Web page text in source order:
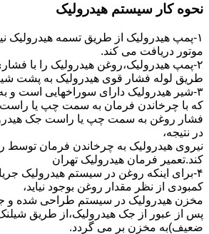
نحوه کار سیستم هیدرولیک
۱-پمپ هیدرولیک از طریق تسمه هیدرولیک
موتور دریافت می کند.
طریق لوله فشار قوی هیدرولیک به پشت
۳-شیر هیدرولیک دارای سوراخهایی است و
که با چرخاندن فرمان به سمت چپ یا
فشار روغن به سمت چپ یا راست جک
در نتیجه،
نیروی هیدرولیک به چرخاندن فرمان توسط
کند.تعمیر فرمان هیدرولیک تهران
۴-برای اینکه روغن در سیستم هیدرولیک
کمبودی از نظر مقدار روغن بوجود نیاید،
مخزن هیدرولیک در سیستم طراحی شده و
پس از عبور از جک هیدرولیک،از طریق
ضعیف)به مخزن بر می گردد.